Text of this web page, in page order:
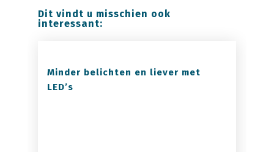
Dit vindt u misschien ook
interessant:
Minder belichten en liever met
LED’s